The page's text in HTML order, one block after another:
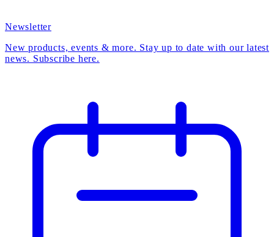
Newsletter
New products, events & more. Stay up to date with our latest
news. Subscribe here.